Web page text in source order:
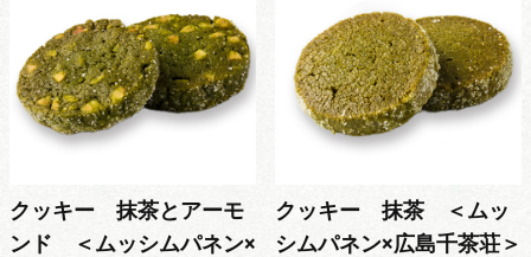
クッキー 抹茶とアーモ
ンド ＜ムッシムパネン×
クッキー 抹茶 ＜ムッ
シムパネン×広島千茶荘＞